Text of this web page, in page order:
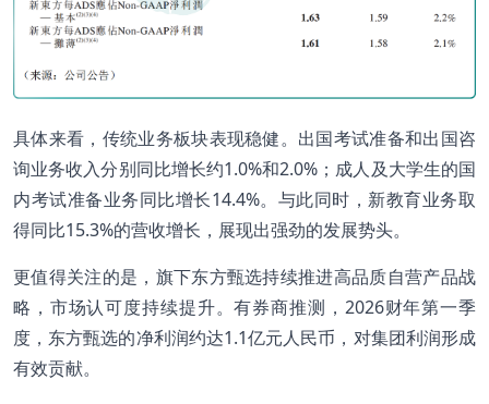
具体来看，传统业务板块表现稳健。出国考试准备和出国咨
询业务收入分别同比增长约1.0%和2.0%；成人及大学生的国
内考试准备业务同比增长14.4%。与此同时，新教育业务取
得同比15.3%的营收增长，展现出强劲的发展势头。
更值得关注的是，旗下东方甄选持续推进高品质自营产品战
略，市场认可度持续提升。有券商推测，2026财年第一季
度，东方甄选的净利润约达1.1亿元人民币，对集团利润形成
有效贡献。